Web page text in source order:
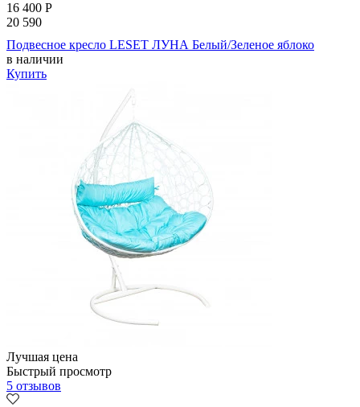
16 400 Р
20 590
Подвесное кресло LESET ЛУНА Белый/Зеленое яблоко
в наличии
Купить
Лучшая цена
Быстрый просмотр
5 отзывов